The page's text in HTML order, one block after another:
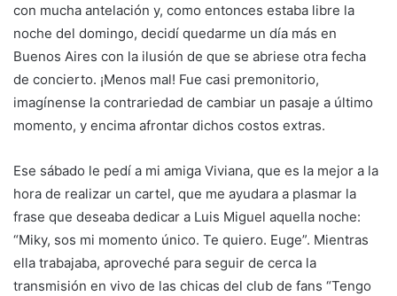
con mucha antelación y, como entonces estaba libre la
noche del domingo, decidí quedarme un día más en
Buenos Aires con la ilusión de que se abriese otra fecha
de concierto. ¡Menos mal! Fue casi premonitorio,
imagínense la contrariedad de cambiar un pasaje a último
momento, y encima afrontar dichos costos extras.
Ese sábado le pedí a mi amiga Viviana, que es la mejor a la
hora de realizar un cartel, que me ayudara a plasmar la
frase que deseaba dedicar a Luis Miguel aquella noche:
“Miky, sos mi momento único. Te quiero. Euge”. Mientras
ella trabajaba, aproveché para seguir de cerca la
transmisión en vivo de las chicas del club de fans “Tengo